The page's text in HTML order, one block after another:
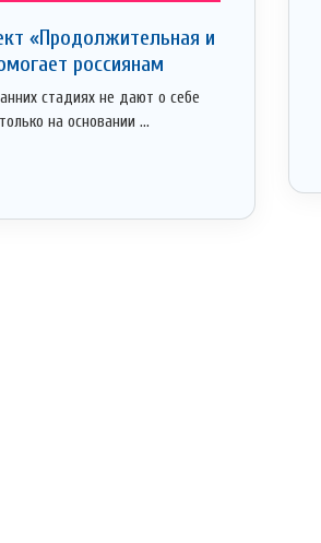
«Продолжительная и
россиянам
стадиях не дают о себе
на основании ...